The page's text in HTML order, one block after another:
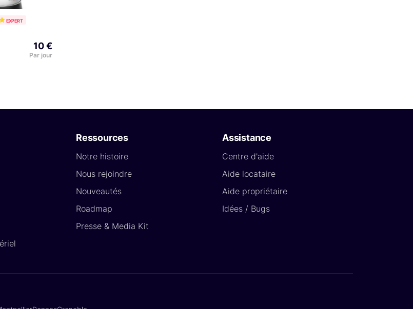
EXPERT
10 €
Par jour
Ressources
Notre histoire
Nous rejoindre
Nouveautés
Roadmap
Presse & Media Kit
Assistance
Centre d'aide
Aide locataire
Aide propriétaire
Idées / Bugs